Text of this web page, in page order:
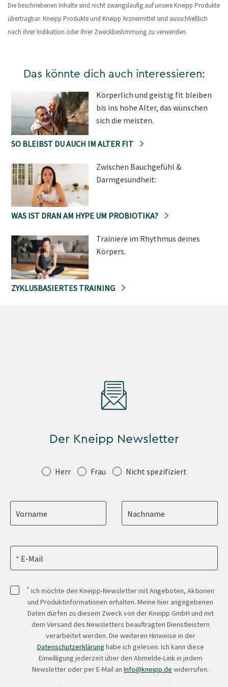
Die beschriebenen Inhalte sind nicht zwangsläufig auf unsere Kneipp Produkte
übertragbar. Kneipp Produkte und Kneipp Arzneimittel sind ausschließlich
nach ihrer Indikation oder ihrer Zweckbestimmung zu verwenden.
Das könnte dich auch interessieren:
Körperlich und geistig fit bleiben
bis ins hohe Alter, das wünschen
sich die meisten.
SO BLEIBST DU AUCH IM ALTER FIT
Zwischen Bauchgefühl &
Darmgesundheit:
WAS IST DRAN AM HYPE UM PROBIOTIKA?
Trainiere im Rhythmus deines
Körpers.
ZYKLUSBASIERTES TRAINING
Der Kneipp Newsletter
Anrede Herr Frau Nicht spezifiziert
Vorname Nachname
E-Mail
* Ich möchte den Kneipp-Newsletter mit Angeboten, Aktionen
und Produktinformationen erhalten. Meine hier angegebenen
Daten dürfen zu diesem Zweck von der Kneipp GmbH und mit
dem Versand des Newsletters beauftragten Dienstleistern
verarbeitet werden. Die weiteren Hinweise in der
Datenschutzerklärung habe ich gelesen. Ich kann diese
Einwilligung jederzeit über den Abmelde-Link in jedem
Newsletter oder per E-Mail an Info@kneipp.de widerrufen.